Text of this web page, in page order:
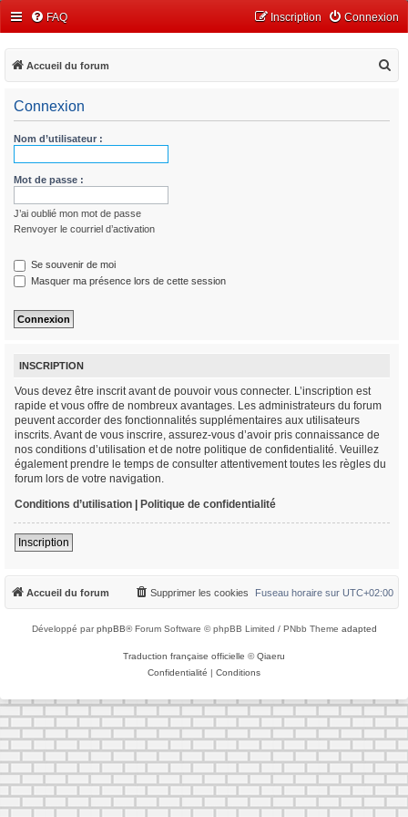
FAQ Connexion
Inscription
Accueil du forum
Connexion
Nom d’utilisateur :
Mot de passe :
J’ai oublié mon mot de passe
Renvoyer le courriel d’activation
Se souvenir de moi
Masquer ma présence lors de cette session
INSCRIPTION
Vous devez être inscrit avant de pouvoir vous connecter. L’inscription est
rapide et vous offre de nombreux avantages. Les administrateurs du forum
peuvent accorder des fonctionnalités supplémentaires aux utilisateurs
inscrits. Avant de vous inscrire, assurez-vous d’avoir pris connaissance de
nos conditions d’utilisation et de notre politique de confidentialité. Veuillez
également prendre le temps de consulter attentivement toutes les règles du
forum lors de votre navigation.
Conditions d’utilisation | Politique de confidentialité
Inscription
Accueil du forum Fuseau horaire sur UTC+02:00
Supprimer les cookies
Développé parphpBB® Forum Software © phpBB Limited / PNbb Theme adapted
Traduction française officielle ©Qiaeru
Confidentialité | Conditions